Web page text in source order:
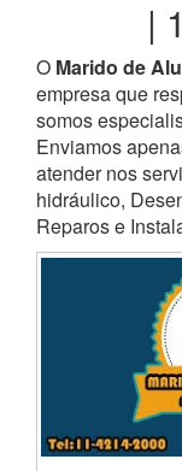
|
O Marido de
empresa que
somos
Enviamos
atender nos
hidráulico,
Reparos e